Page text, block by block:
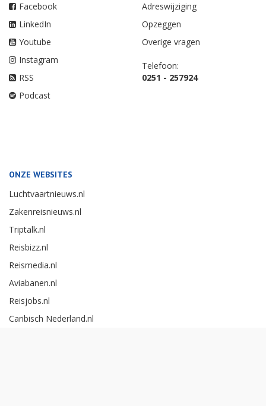
Facebook
LinkedIn
Youtube
Instagram
RSS
Podcast
Adreswijziging
Opzeggen
Overige vragen
Telefoon:
0251 - 257924
ONZE WEBSITES
Luchtvaartnieuws.nl
Zakenreisnieuws.nl
Triptalk.nl
Reisbizz.nl
Reismedia.nl
Aviabanen.nl
Reisjobs.nl
Caribisch Nederland.nl